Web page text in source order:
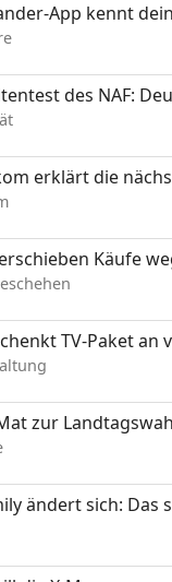
App kennt
des NAF:
erklärt die
Käufe
TV-Paket an
zur
ändert sich: